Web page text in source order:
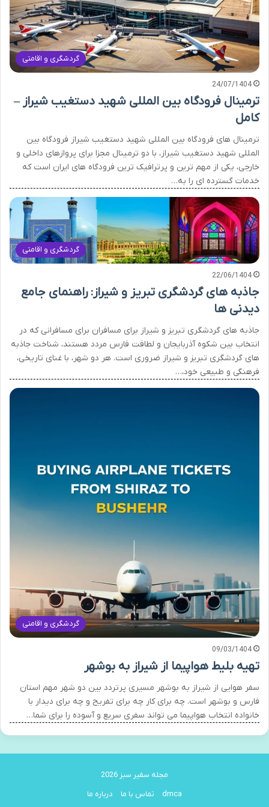
گردشگری و اقامتی
24/07/1404
ترمینال فرودگاه بین المللی شهید دستغیب شیراز –
کامل
ترمینال های فرودگاه بین المللی شهید دستغیب شیراز فرودگاه بین
المللی شهید دستغیب شیراز، با دو ترمینال مجزا برای پروازهای داخلی و
خارجی، یکی از مهم ترین و پرترافیک ترین فرودگاه های ایران است که
خدمات گسترده ای را به…
گردشگری و اقامتی
22/06/1404
جاذبه های گردشگری تبریز و شیراز: راهنمای جامع
دیدنی ها
جاذبه های گردشگری تبریز و شیراز برای مسافران برای مسافرانی که در
انتخاب بین شکوه آذربایجان و لطافت فارس مردد هستند، شناخت جاذبه
های گردشگری تبریز و شیراز ضروری است. هر دو شهر، با غنای تاریخی،
فرهنگی و طبیعی خود،…
گردشگری و اقامتی
09/03/1404
تهیه بلیط هواپیما از شیراز به بوشهر
سفر هوایی از شیراز به بوشهر مسیری پرتردد بین دو شهر مهم استان
فارس و بوشهر است. چه برای کار چه برای تفریح و چه برای دیدار با
خانواده انتخاب هواپیما می تواند سفری سریع و آسوده را برای شما…
مجله سفیر سبز 2026
dmca
تماس با ما درباره ما